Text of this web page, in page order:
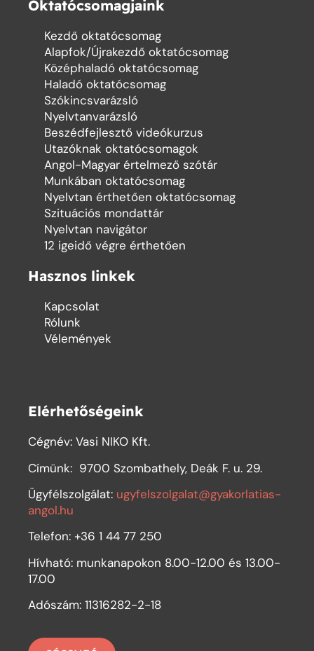
Oktatócsomagjaink
Kezdő oktatócsomag
Alapfok/Újrakezdő oktatócsomag
Középhaladó oktatócsomag
Haladó oktatócsomag
Szókincsvarázsló
Nyelvtanvarázsló
Beszédfejlesztő videókurzus
Utazóknak oktatócsomagok
Angol-Magyar értelmező szótár
Munkában oktatócsomag
Nyelvtan érthetően oktatócsomag
Szituációs mondattár
Nyelvtan navigátor
12 igeidő végre érthetően
Hasznos linkek
Kapcsolat
Rólunk
Vélemények
Elérhetőségeink
Cégnév: Vasi NIKO Kft.
Címünk: 9700 Szombathely, Deák F. u. 29.
Ügyfélszolgálat: ugyfelszolgalat@gyakorlatias-
angol.hu
Telefon: +36 1 44 77 250
Hívható: munkanapokon 8.00-12.00 és 13.00-
17.00
Adószám: 11316282-2-18